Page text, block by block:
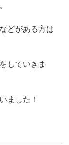
どがある方は
していきま
ました！